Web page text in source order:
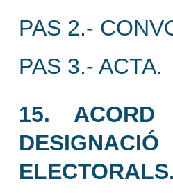
PAS 2.-
PAS 3.- ACTA.
15.
ELECTORALS.